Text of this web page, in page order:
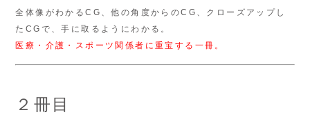
全体像がわかるCG、他の角度からのCG、クローズアップし
たCGで、手に取るようにわかる。
医療・介護・スポーツ関係者に重宝する一冊。
２冊目